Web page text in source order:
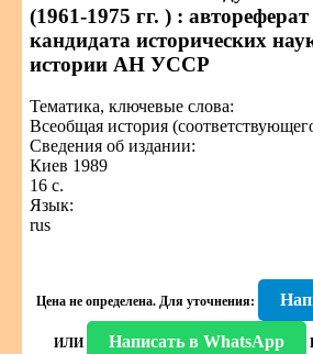
(1961-1975 гг. ) : автореферат
кандидата исторических
истории АН УССР
Тематика, ключевые слова:
Всеобщая история
Сведения об издании:
Киев 1989
16 с.
Язык:
rus
Цена не определена. Для уточнения:
ИЛИ Написать в WhatsApp